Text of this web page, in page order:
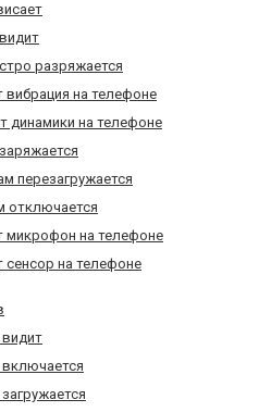
разряжается
вибрация на телефоне
динамики на телефоне
перезагружается
отключается
микрофон на телефоне
сенсор на телефоне